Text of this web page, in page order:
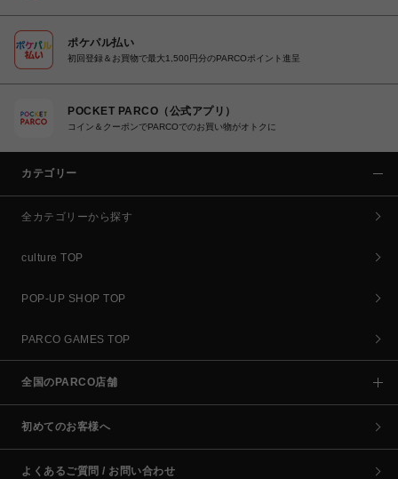
ポケパル払い
初回登録＆お買物で最大1,500円分のPARCOポイント進呈
POCKET PARCO（公式アプリ）
コイン＆クーポンでPARCOでのお買い物がオトクに
カテゴリー
全カテゴリーから探す
culture TOP
POP-UP SHOP TOP
PARCO GAMES TOP
全国のPARCO店舗
初めてのお客様へ
よくあるご質問 / お問い合わせ